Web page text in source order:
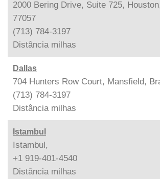
2000 Bering Drive, Suite 725,
77057
(713) 784-3197
Distância milhas
Dallas
704 Hunters Row Court, Mansfield,
(713) 784-3197
Distância milhas
Istambul
Istambul,
+1 919-401-4540
Distância milhas